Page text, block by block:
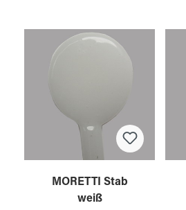
MORETTI Stab
weiß